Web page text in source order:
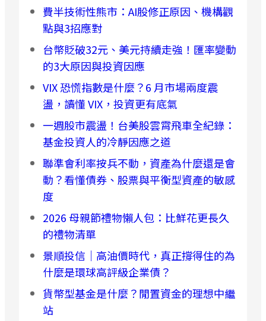
費半技術性熊市：AI股修正原因、機構觀
點與3招應對
台幣貶破32元、美元持續走強！匯率變動
的3大原因與投資因應
VIX 恐慌指數是什麼？6 月市場兩度震
盪，讀懂 VIX，投資更有底氣
一週股市震盪！台美股雲霄飛車全紀錄：
基金投資人的冷靜因應之道
聯準會利率按兵不動，資產為什麼還是會
動？看懂債券、股票與平衡型資產的敏感
度
2026 母親節禮物懶人包：比鮮花更長久
的禮物清單
景順投信｜高油價時代，真正撐得住的為
什麼是環球高評級企業債？
貨幣型基金是什麼？閒置資金的理想中繼
站